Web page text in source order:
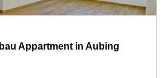
Appartment in Aubing